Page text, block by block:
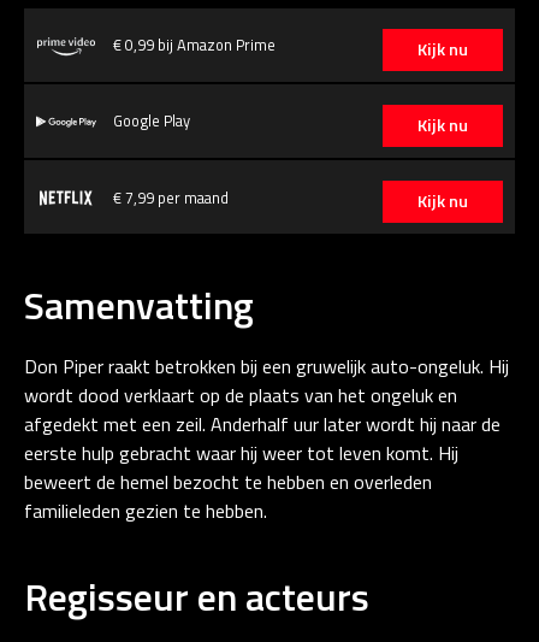
Kijk nu
€ 0,99 bij Amazon Prime
Kijk nu
Google Play
Kijk nu
€ 7,99 per maand
Samenvatting
Don Piper raakt betrokken bij een gruwelijk auto-ongeluk. Hij
wordt dood verklaart op de plaats van het ongeluk en
afgedekt met een zeil. Anderhalf uur later wordt hij naar de
eerste hulp gebracht waar hij weer tot leven komt. Hij
beweert de hemel bezocht te hebben en overleden
familieleden gezien te hebben.
Regisseur en acteurs